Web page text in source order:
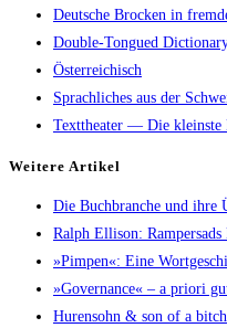
Deutsche Brocken in
Double-Tongued
Österreichisch
Sprachliches aus der
Texttheater — Die kleinste
Wei­te­re Artikel
Die Buch­bran­che und ihre
Ralph Elli­son:
»Pim­pen«: Eine
»Gover­nan­ce« – a prio­ri
Huren­sohn & son of a bitch